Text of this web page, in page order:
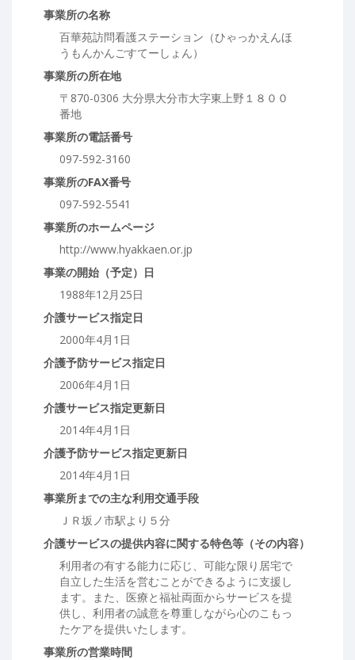
事業所の名称
百華苑訪問看護ステーション（ひゃっかえんほ
うもんかんごすてーしょん）
事業所の所在地
〒870-0306 大分県大分市大字東上野１８００
番地
事業所の電話番号
097-592-3160
事業所のFAX番号
097-592-5541
事業所のホームページ
http://www.hyakkaen.or.jp
事業の開始（予定）日
1988年12月25日
介護サービス指定日
2000年4月1日
介護予防サービス指定日
2006年4月1日
介護サービス指定更新日
2014年4月1日
介護予防サービス指定更新日
2014年4月1日
事業所までの主な利用交通手段
ＪＲ坂ノ市駅より５分
介護サービスの提供内容に関する特色等（その内容）
利用者の有する能力に応じ、可能な限り居宅で
自立した生活を営むことができるように支援し
ます。また、医療と福祉両面からサービスを提
供し、利用者の誠意を尊重しながら心のこもっ
たケアを提供いたします。
事業所の営業時間